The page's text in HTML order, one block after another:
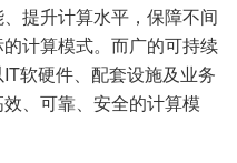
提升计算水平，保障不间
计算模式。而广的可持续
软硬件、配套设施及业务
、可靠、安全的计算模